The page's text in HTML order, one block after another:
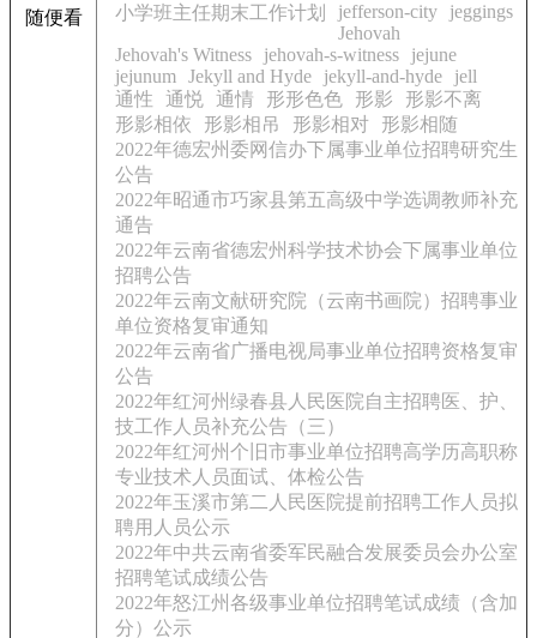
随便看
小学班主任期末工作计划
jefferson-city
jeggings
Jehovah
Jehovah's Witness
jehovah-s-witness
jejune
jejunum
Jekyll and Hyde jekyll-and-hyde
jell
通性
通悦 通情 形形色色 形影
形影不离
形影相依
形影相吊 形影相对
形影相随
2022年德宏州委网信办下属事业单位招聘研究生
公告
2022年昭通市巧家县第五高级中学选调教师补充
通告
2022年云南省德宏州科学技术协会下属事业单位
招聘公告
2022年云南文献研究院（云南书画院）招聘事业
单位资格复审通知
2022年云南省广播电视局事业单位招聘资格复审
公告
2022年红河州绿春县人民医院自主招聘医、护、
技工作人员补充公告（三）
2022年红河州个旧市事业单位招聘高学历高职称
专业技术人员面试、体检公告
2022年玉溪市第二人民医院提前招聘工作人员拟
聘用人员公示
2022年中共云南省委军民融合发展委员会办公室
招聘笔试成绩公告
2022年怒江州各级事业单位招聘笔试成绩（含加
分）公示